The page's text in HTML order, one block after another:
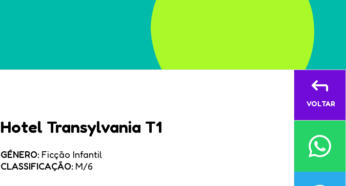
Hotel Transylvania T1
GÉNERO: Ficção Infantil
CLASSIFICAÇÃO: M/6
VOLTAR